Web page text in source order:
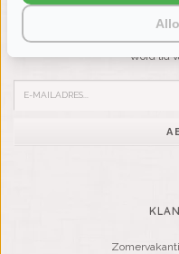
Word lid